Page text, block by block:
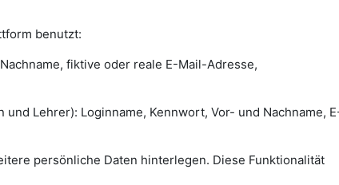
benutzt:
fiktive oder reale E-Mail-Adresse,
Lehrer): Loginname, Kennwort, Vor- und Nachname,
persönliche Daten hinterlegen. Diese Funktionalität